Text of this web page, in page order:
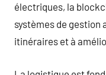
électriques, la
systèmes de gestion
itinéraires et à